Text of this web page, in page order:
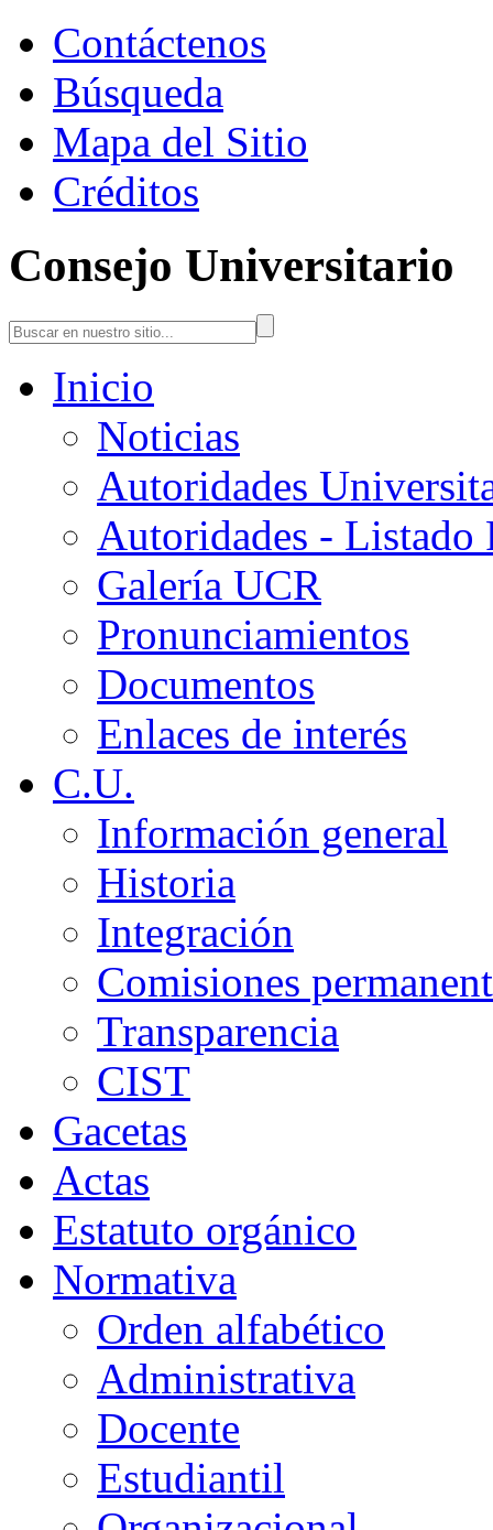
Contáctenos
Búsqueda
Mapa del Sitio
Créditos
Consejo Universitario
Inicio
Noticias
Autoridades
Autoridades - Listado
Galería UCR
Pronunciamientos
Documentos
Enlaces de interés
C.U.
Información general
Historia
Integración
Comisiones
Transparencia
CIST
Gacetas
Actas
Estatuto orgánico
Normativa
Orden alfabético
Administrativa
Docente
Estudiantil